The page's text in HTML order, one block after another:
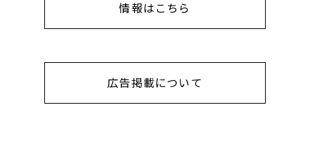
情報はこちら
広告掲載について